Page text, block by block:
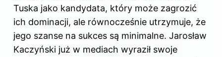
Tuska jako kandydata, który może zagrozić
ich dominacji, ale równocześnie utrzymuje, że
jego szanse na sukces są minimalne. Jarosław
Kaczyński już w mediach wyraził swoje